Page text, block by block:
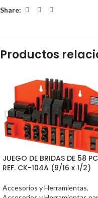
Share:
Productos
JUEGO DE BRIDAS DE 58
REF. CK-104A (9/16 x 1/2)
Accesorios y Herramientas,